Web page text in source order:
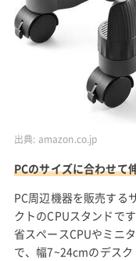
出典: amazon.co.jp
PCのサイズに合わせて
PC周辺機器を販売する
クトのCPUスタンドです
省スペースCPUやミニ
で、幅7~24cmのデスク